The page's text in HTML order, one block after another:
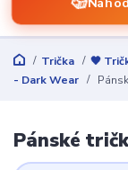
Trička 🖤
- Dark Wear
Pánské